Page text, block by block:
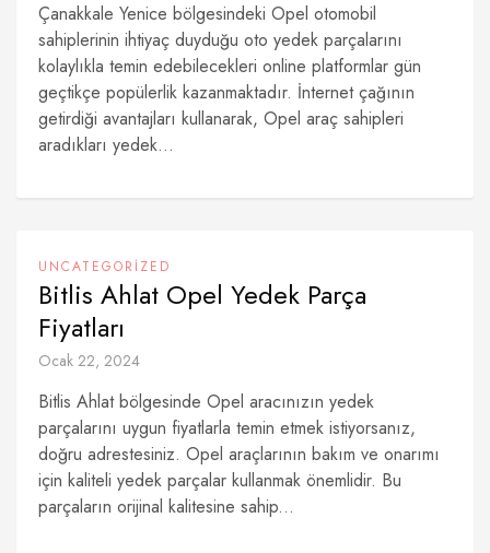
Çanakkale Yenice bölgesindeki Opel otomobil
sahiplerinin ihtiyaç duyduğu oto yedek parçalarını
kolaylıkla temin edebilecekleri online platformlar gün
geçtikçe popülerlik kazanmaktadır. İnternet çağının
getirdiği avantajları kullanarak, Opel araç sahipleri
aradıkları yedek...
UNCATEGORIZED
Bitlis Ahlat Opel Yedek Parça
Fiyatları
Ocak 22, 2024
Bitlis Ahlat bölgesinde Opel aracınızın yedek
parçalarını uygun fiyatlarla temin etmek istiyorsanız,
doğru adrestesiniz. Opel araçlarının bakım ve onarımı
için kaliteli yedek parçalar kullanmak önemlidir. Bu
parçaların orijinal kalitesine sahip...